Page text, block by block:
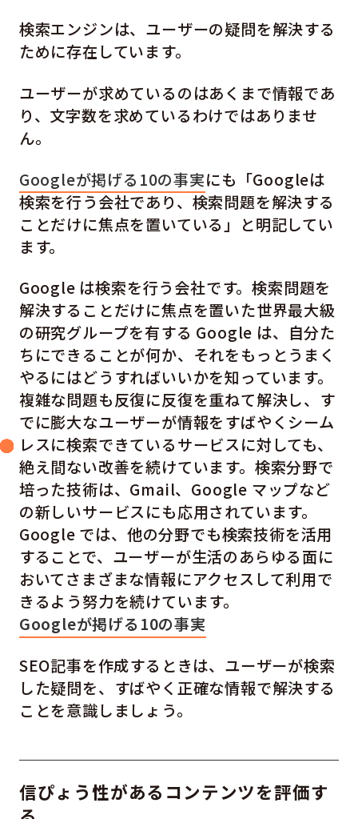
検索エンジンは、ユーザーの疑問を解決する
ために存在しています。
ユーザーが求めているのはあくまで情報であ
り、文字数を求めているわけではありませ
ん。
Googleが掲げる10の事実にも「Googleは
検索を行う会社であり、検索問題を解決する
ことだけに焦点を置いている」と明記してい
ます。
Google は検索を行う会社です。検索問題を
解決することだけに焦点を置いた世界最大級
の研究グループを有する Google は、自分た
ちにできることが何か、それをもっとうまく
やるにはどうすればいいかを知っています。
複雑な問題も反復に反復を重ねて解決し、す
でに膨大なユーザーが情報をすばやくシーム
レスに検索できているサービスに対しても、
絶え間ない改善を続けています。検索分野で
培った技術は、Gmail、Google マップなど
の新しいサービスにも応用されています。
Google では、他の分野でも検索技術を活用
することで、ユーザーが生活のあらゆる面に
おいてさまざまな情報にアクセスして利用で
きるよう努力を続けています。
Googleが掲げる10の事実
SEO記事を作成するときは、ユーザーが検索
した疑問を、すばやく正確な情報で解決する
ことを意識しましょう。
信ぴょう性があるコンテンツを評価す